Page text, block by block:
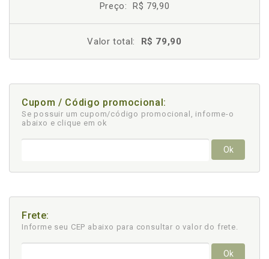
Preço: R$ 79,90
Valor total: R$ 79,90
Cupom / Código promocional:
Se possuir um cupom/código promocional, informe-o
abaixo e clique em ok
Ok
Frete:
Informe seu CEP abaixo para consultar o valor do frete.
Ok